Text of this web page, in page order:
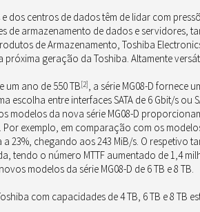
dos centros de dados têm de lidar com
de armazenamento de dados e servidores,
de Armazenamento, Toshiba
geração da Toshiba. Altamente
ano de 550 TB[2], a série MG08-D fornece
escolha entre interfaces SATA de 6 Gbit/s
os modelos da nova série MG08-D
exemplo, em comparação com os
23%, chegando aos 243 MiB/s. O respetivo
o número MTTF aumentado de 1,4
modelos da série MG08-D de 6 TB e 8 TB.
com capacidades de 4 TB, 6 TB e 8 TB